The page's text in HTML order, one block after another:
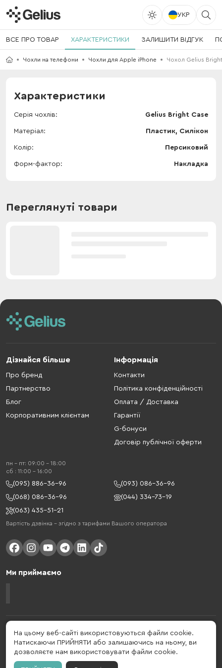
УКР
ВСЕ ПРО ТОВАР ХАРАКТЕРИСТИКИ ЗАЛИШИТИ ВІДГУК
Чохли на телефони Чохли для Apple iPhone Чохол Gelius Bright
Характеристики
Серія чохлів Gelius Bright Case
Матеріал Пластик, Силікон
Колір Персиковий
Форм-фактор Накладка
Переглянуті товари
Дізнайся більше
Про бренд
Партнерство
Блог
Корпоративним клієнтам
Інформація
Контакти
Політика конфіденційності
Оплата / Доставка
Гарантії
G-бонуси
Договір публічної оферти
пн - пт: 09:00 - 18:00
cб : 11:00 - 16:00
(095) 886-36-96
(093) 086-36-96
(068) 086-36-96
(044) 334-73-19
(063) 435-51-21
Вартість дзвінка – згідно з тарифами Вашого оператора
Ми приймаємо
Gelius - український бренд, який активно розвивається у сфері смарт
гаджетів та мобільних аксесуарів. Бренд заснований в 2013 році. Gelius
- це набагато більше ніж просто бренд, це стиль життя, який об'єднує в
собі драйв, радість, швидкість, новації і практичність.
На цьому веб-сайті використовуються файли cookie.
Натискаючи ПРИЙНЯТИ або залишаючись на ньому, ви
дозволяєте нам використовувати файли cookie.